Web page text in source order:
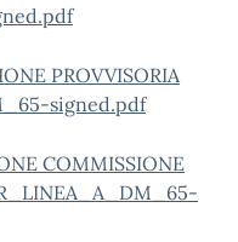
PROVVISORIA
signed.pdf
COMMISSIONE